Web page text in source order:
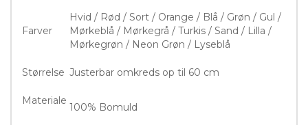
Farver
Hvid / Rød / Sort / Orange / Blå / Grøn / Gul /
Mørkeblå / Mørkegrå / Turkis / Sand / Lilla /
Mørkegrøn / Neon Grøn / Lyseblå
Størrelse Justerbar omkreds op til 60 cm
Materiale
100% Bomuld